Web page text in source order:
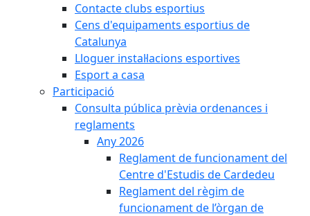
Contacte clubs esportius
Cens d'equipaments esportius de
Catalunya
Lloguer instal·lacions esportives
Esport a casa
Participació
Consulta pública prèvia ordenances i
reglaments
Any 2026
Reglament de funcionament del
Centre d'Estudis de Cardedeu
Reglament del règim de
funcionament de l’òrgan de